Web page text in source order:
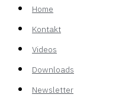
Home
Kontakt
Videos
Downloads
Newsletter